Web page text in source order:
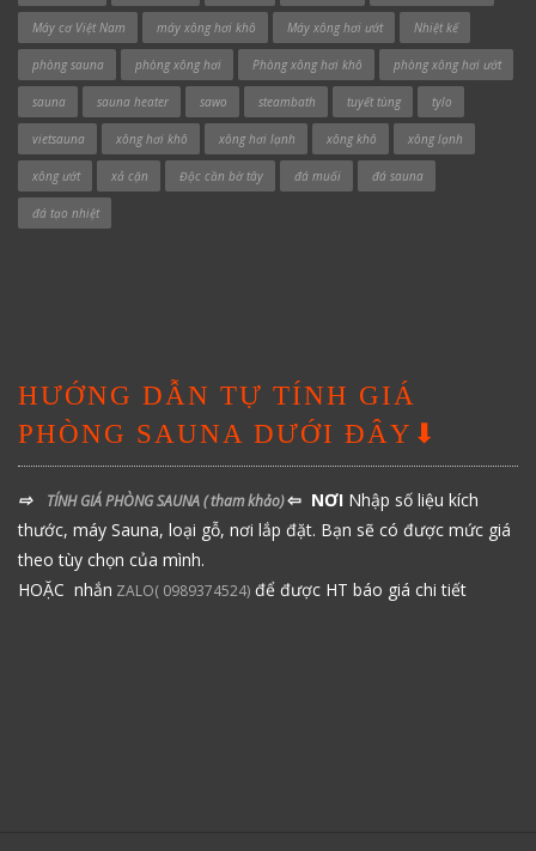
Máy cơ Việt Nam máy xông hơi khô Máy xông hơi ướt Nhiệt kế
phòng sauna phòng xông hơi Phòng xông hơi khô phòng xông hơi ướt
sauna sauna heater sawo steambath tuyết tùng tylo
vietsauna xông hơi khô xông hơi lạnh xông khô xông lạnh
xông ướt xả cặn Độc cần bờ tây đá muối đá sauna
đá tạo nhiệt
HƯỚNG DẪN TỰ TÍNH GIÁ
PHÒNG SAUNA DƯỚI ĐÂY⬇
⇨ TÍNH GIÁ PHÒNG SAUNA( tham khảo)⇦ NƠI Nhập số liệu kích
thước, máy Sauna, loại gỗ, nơi lắp đặt. Bạn sẽ có được mức giá
theo tùy chọn của mình.
HOẶC nhắn ZALO( 0989374524) để được HT báo giá chi tiết